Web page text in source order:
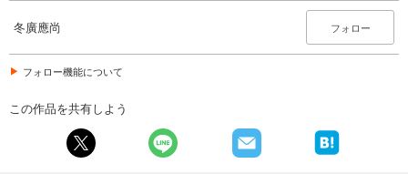
冬廣應尚 フォロー
フォロー機能について
この作品を共有しよう